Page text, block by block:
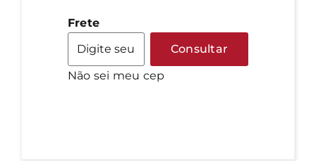
Frete
Consultar
Não sei meu cep